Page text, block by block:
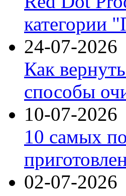
категории
24-07-2026
Как
способы
10-07-2026
10 самых
02-07-2026